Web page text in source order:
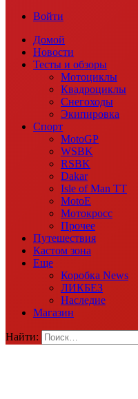
Войти
Домой
Новости
Тесты и обзоры
Мотоциклы
Квадроциклы
Снегоходы
Экипировка
Спорт
MotoGP
WSBK
RSBK
Dakar
Isle of Man TT
MotoE
Мотокросс
Прочее
Путешествия
Кастом зона
Еще
Коробка News
ЛИКБЕЗ
Наследие
Магазин
Найти: